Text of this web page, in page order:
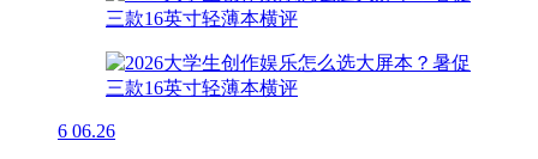
6 06.26